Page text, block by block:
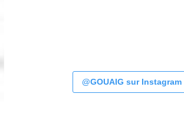
@GOUAIG sur Instagram